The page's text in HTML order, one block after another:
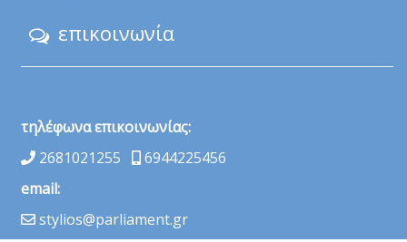
επικοινωνία
τηλέφωνα επικοινωνίας:
2681021255
6944225456
email:
stylios@parliament.gr